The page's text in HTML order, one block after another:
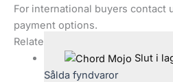
For international buyers contact
payment options.
Relaterade produkter
Slut i
Sålda fyndvaror